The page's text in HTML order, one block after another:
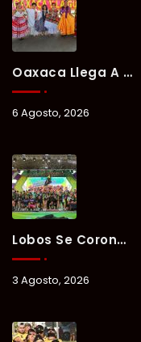
Oaxaca Llega A Chetumal Con El Color, Sabor Y Tradición De La Guelaguetza 2026.
6 Agosto, 2026
Lobos Se Corona Campeón Del Verano Xul-Há 2026 Tras Tres Días De Intensa Competencia.
3 Agosto, 2026